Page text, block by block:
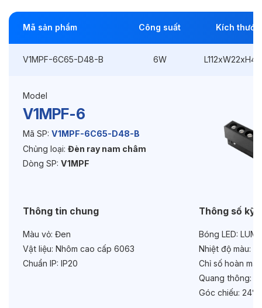
Điều hướng:
Kích thướcL112xW22xH45mm
Độ bền & tùy chọn mở rộng
Tuổi thọ:>30000h
Bảo hành:3 năm
Mã sản phẩm Công suất Kích thước
V1MPF-6C65-D48-B 6W
Model
V1MPF-6
Mã SP: V1MPF-6C65-D48-B
Chủng loại: Đèn ray nam châm
Dòng SP: V1MPF
Thông tin chung
Màu vỏ: Đen
Vật liệu: Nhôm cao cấp 6063
Chuẩn IP: IP20
Thông số kỹ
Bóng LED:
Nhiệt độ màu:
Chỉ số hoàn
Quang thông:
Góc chiếu: 24°